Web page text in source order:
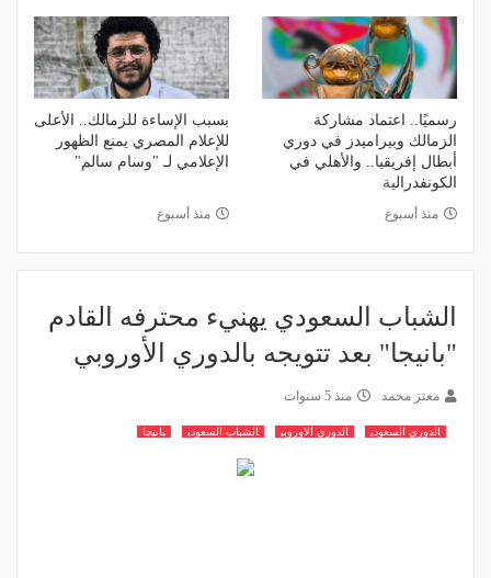
رسميًا.. اعتماد مشاركة
الزمالك وبيراميدز في دوري
أبطال إفريقيا.. والأهلي في
الكونفدرالية
منذ أسبوع
بسبب الإساءة للزمالك.. الأعلى
للإعلام المصري يمنع الظهور
الإعلامي لـ "وسام سالم"
منذ أسبوع
الشباب السعودي يهنيء محترفه القادم
"بانيجا" بعد تتويجه بالدوري الأوروبي
معتز محمد منذ 5 سنوات
الدوري السعودي الدوري الاوروبي الشباب السعودي بانيجا